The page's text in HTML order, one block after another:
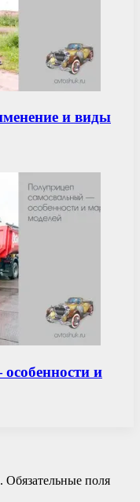
и виды
и
Обязательные поля